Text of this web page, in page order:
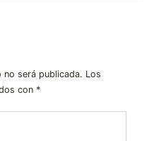
será publicada. Los
con *